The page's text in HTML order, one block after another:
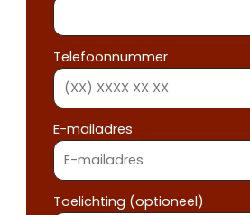
Telefoonnummer
E-mailadres
Toelichting (optioneel)